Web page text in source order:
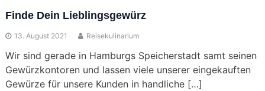
Finde Dein Lieblingsgewürz
13. August 2021 Reisekulinarium
Wir sind gerade in Hamburgs Speicherstadt samt seinen
Gewürzkontoren und lassen viele unserer eingekauften
Gewürze für unsere Kunden in handliche […]